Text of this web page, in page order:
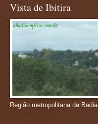
Vista de Ibitira
Região metropolitana da Badia